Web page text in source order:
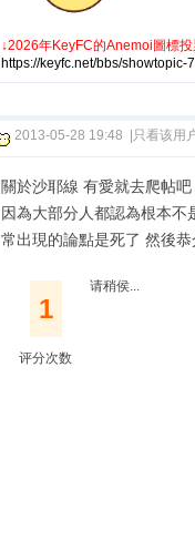
↓2026年KeyFC的Anemoi圖標
https://keyfc.net/bbs/showtopic-
2013-05-28 19:48 只看该用
關於沙耶線 有愛就去爬帖吧
因為大部分人都認為根本
常出現的論點是死了 然後
1
评分次数
请稍侯...